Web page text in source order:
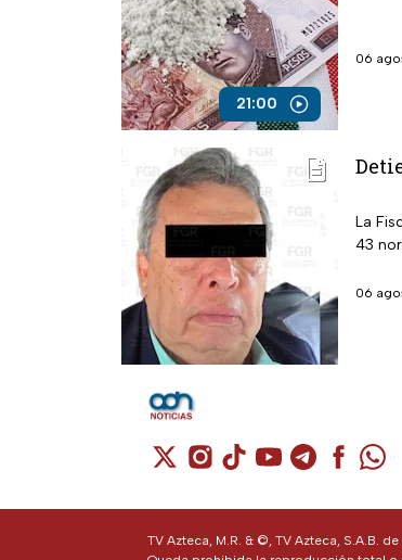
21:00
06
La
43
06
Cuenta de X / Twitter (se
Cuenta de Instagram (se
Cuenta de TikTok
Cuenta de
Cuenta de
TV Azteca, M.R. & ©, TV Azteca, S.A.B.